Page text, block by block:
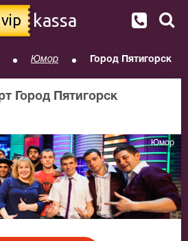
vip kassa
Юмор Город Пятигорск
Город Пятигорск
Юмор